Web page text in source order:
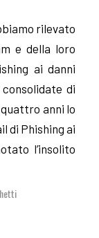
rilevato
e della loro
ai danni
di
anni lo
di Phishing ai
l’insolito